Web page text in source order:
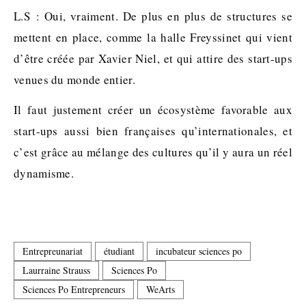
L.S : Oui, vraiment. De plus en plus de structures se
mettent en place, comme la halle Freyssinet qui vient
d’être créée par Xavier Niel, et qui attire des start-ups
venues du monde entier.
Il faut justement créer un écosystème favorable aux
start-ups aussi bien françaises qu’internationales, et
c’est grâce au mélange des cultures qu’il y aura un réel
dynamisme.
Entrepreunariat étudiant
incubateur sciences po
Laurraine Strauss
Sciences Po
Sciences Po Entrepreneurs
WeArts